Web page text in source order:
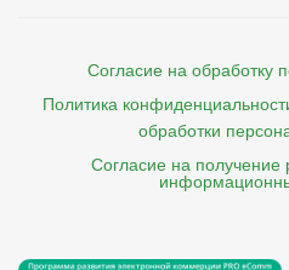
Согласие на обработку
Политика
обработки
Согласие на получение